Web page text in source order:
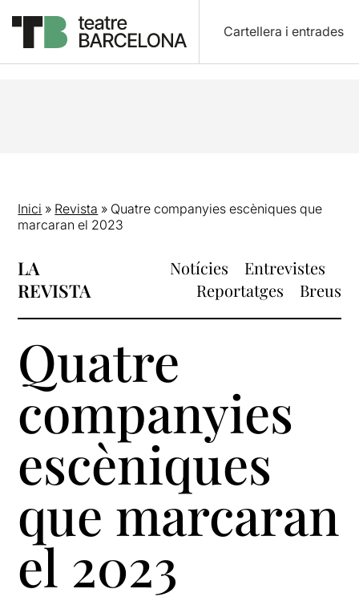
Cartellera i entrades
Inici » Revista » Quatre companyies escèniques que
marcaran el 2023
LA
REVISTA
Notícies
Entrevistes
Reportatges
Breus
Quatre
companyies
escèniques
que marcaran
el 2023